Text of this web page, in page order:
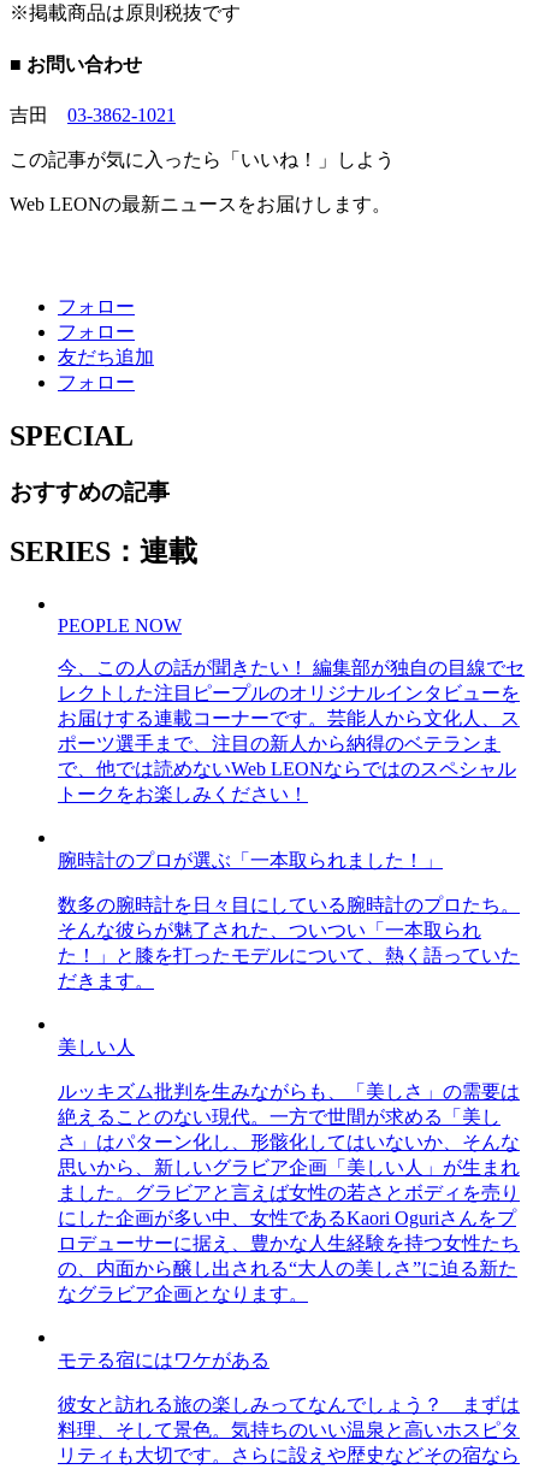
※掲載商品は原則税抜です
■ お問い合わせ
吉田 03-3862-1021
この記事が気に入ったら「いいね！」しよう
Web LEONの最新ニュースをお届けします。
フォロー
フォロー
友だち追加
フォロー
SPECIAL
おすすめの記事
SERIES：連載
PEOPLE NOW
今、この人の話が聞きたい！ 編集部が独自の目線でセ
レクトした注目ピープルのオリジナルインタビューを
お届けする連載コーナーです。芸能人から文化人、ス
ポーツ選手まで、注目の新人から納得のベテランま
で、他では読めないWeb LEONならではのスペシャル
トークをお楽しみください！
腕時計のプロが選ぶ「一本取られました！」
数多の腕時計を日々目にしている腕時計のプロたち。
そんな彼らが魅了された、ついつい「一本取られ
た！」と膝を打ったモデルについて、熱く語っていた
だきます。
美しい人
ルッキズム批判を生みながらも、「美しさ」の需要は
絶えることのない現代。一方で世間が求める「美し
さ」はパターン化し、形骸化してはいないか、そんな
思いから、新しいグラビア企画「美しい人」が生まれ
ました。グラビアと言えば女性の若さとボディを売り
にした企画が多い中、女性であるKaori Oguriさんをプ
ロデューサーに据え、豊かな人生経験を持つ女性たち
の、内面から醸し出される“大人の美しさ”に迫る新た
なグラビア企画となります。
モテる宿にはワケがある
彼女と訪れる旅の楽しみってなんでしょう？ まずは
料理、そして景色。気持ちのいい温泉と高いホスピタ
リティも大切です。さらに設えや歴史などその宿なら